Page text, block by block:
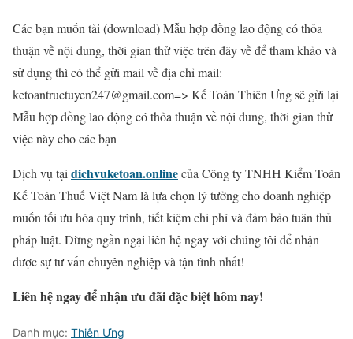
Các bạn muốn tải (download) Mẫu hợp đồng lao động có thỏa
thuận về nội dung, thời gian thử việc trên đây về để tham khảo và
sử dụng thì có thể gửi mail về địa chỉ mail:
ketoantructuyen247@gmail.com=> Kế Toán Thiên Ưng sẽ gửi lại
Mẫu hợp đồng lao động có thỏa thuận về nội dung, thời gian thử
việc này cho các bạn
Dịch vụ tạidichvuketoan.onlinecủa Công ty TNHH Kiểm Toán
Kế Toán Thuế Việt Nam là lựa chọn lý tưởng cho doanh nghiệp
muốn tối ưu hóa quy trình, tiết kiệm chi phí và đảm bảo tuân thủ
pháp luật. Đừng ngần ngại liên hệ ngay với chúng tôi để nhận
được sự tư vấn chuyên nghiệp và tận tình nhất!
Liên hệ ngay để nhận ưu đãi đặc biệt hôm nay!
Danh mục: Thiên Ưng